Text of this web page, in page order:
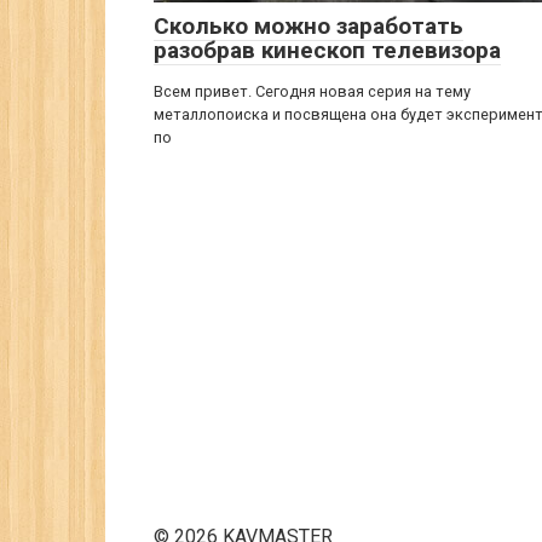
Сколько можно заработать
разобрав кинескоп телевизора
Всем привет. Сегодня новая серия на тему
металлопоиска и посвящена она будет
по
© 2026 KAVMASTER